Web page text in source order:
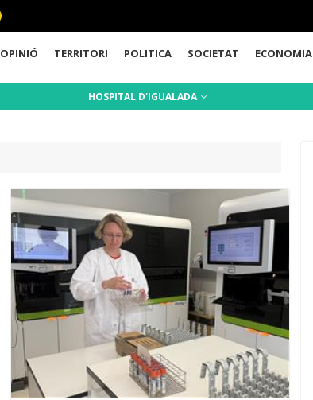
OPINIÓ TERRITORI POLITICA SOCIETAT ECONOMIA
HOSPITAL D'IGUALADA